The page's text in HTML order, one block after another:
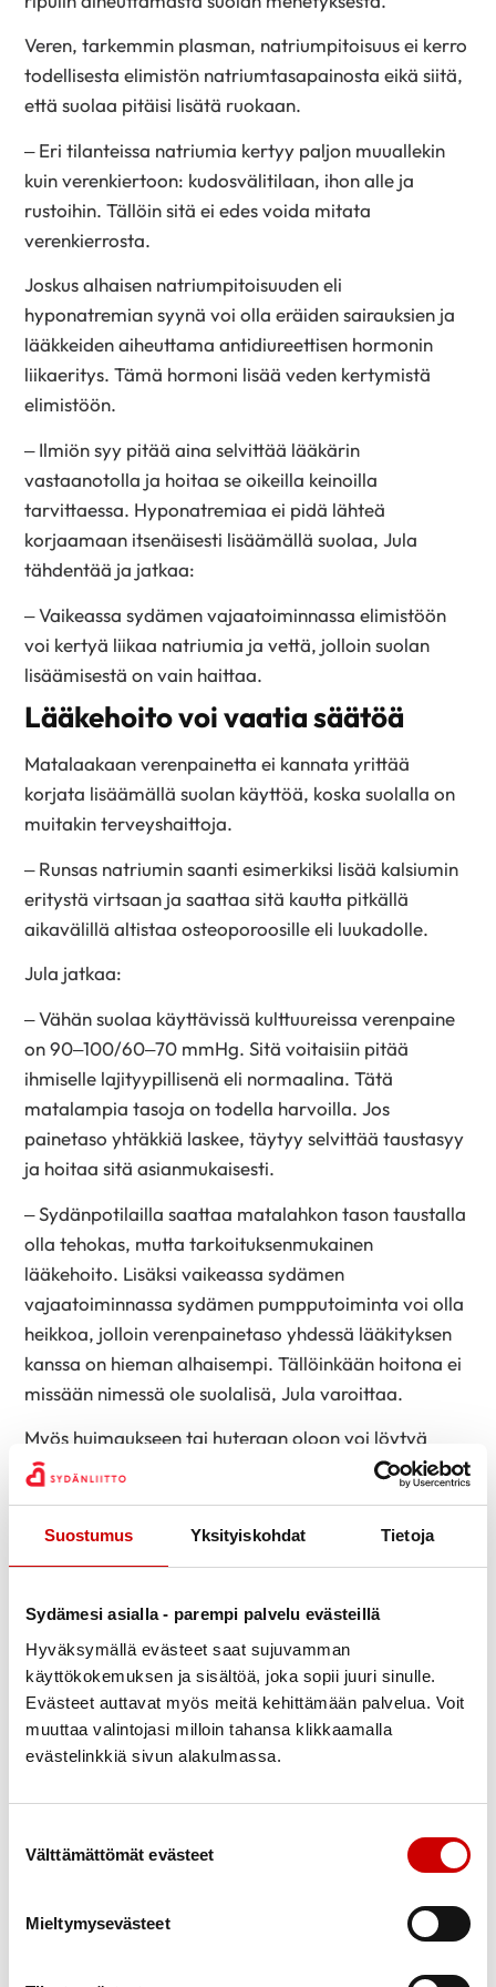
Suostumus Yksityiskohdat Tietoja
Sydämesi asialla - parempi palvelu evästeillä
Hyväksymällä evästeet saat sujuvamman
käyttökokemuksen ja sisältöä, joka sopii juuri sinulle.
Evästeet auttavat myös meitä kehittämään palvelua. Voit
muuttaa valintojasi milloin tahansa klikkaamalla
evästelinkkiä sivun alakulmassa.
Välttämättömät evästeet
Mieltymysevästeet
Veren, tarkemmin plasman, natriumpitoisuus ei kerro
todellisesta elimistön natriumtasapainosta eikä siitä,
että suolaa pitäisi lisätä ruokaan.
– Eri tilanteissa natriumia kertyy paljon muuallekin
kuin verenkiertoon: kudosvälitilaan, ihon alle ja
rustoihin. Tällöin sitä ei edes voida mitata
verenkierrosta.
Joskus alhaisen natriumpitoisuuden eli
hyponatremian syynä voi olla eräiden sairauksien ja
lääkkeiden aiheuttama antidiureettisen hormonin
liikaeritys. Tämä hormoni lisää veden kertymistä
elimistöön.
– Ilmiön syy pitää aina selvittää lääkärin
vastaanotolla ja hoitaa se oikeilla keinoilla
tarvittaessa. Hyponatremiaa ei pidä lähteä
korjaamaan itsenäisesti lisäämällä suolaa, Jula
tähdentää ja jatkaa:
– Vaikeassa sydämen vajaatoiminnassa elimistöön
voi kertyä liikaa natriumia ja vettä, jolloin suolan
lisäämisestä on vain haittaa.
Lääkehoito voi vaatia säätöä
Matalaakaan verenpainetta ei kannata yrittää
korjata lisäämällä suolan käyttöä, koska suolalla on
muitakin terveyshaittoja.
– Runsas natriumin saanti esimerkiksi lisää kalsiumin
eritystä virtsaan ja saattaa sitä kautta pitkällä
aikavälillä altistaa osteoporoosille eli luukadolle.
Jula jatkaa:
– Vähän suolaa käyttävissä kulttuureissa verenpaine
on 90–100/60–70 mmHg. Sitä voitaisiin pitää
ihmiselle lajityypillisenä eli normaalina. Tätä
matalampia tasoja on todella harvoilla. Jos
painetaso yhtäkkiä laskee, täytyy selvittää taustasyy
ja hoitaa sitä asianmukaisesti.
– Sydänpotilailla saattaa matalahkon tason taustalla
olla tehokas, mutta tarkoituksenmukainen
lääkehoito. Lisäksi vaikeassa sydämen
vajaatoiminnassa sydämen pumpputoiminta voi olla
heikkoa, jolloin verenpainetaso yhdessä lääkityksen
kanssa on hieman alhaisempi. Tällöinkään hoitona ei
missään nimessä ole suolalisä, Jula varoittaa.
Myös huimaukseen tai huteraan oloon voi löytyä
lukuisia syitä, joten sitä ei pidä omatoimisesti yrittää
– Aivoissa verenkierron säätely toimii hyvin. Vaikka
painetaso on mittauksen mukaan matala, verenkierto
toimii aivotasolla aivan normaalisti. Huimauksen syy
Suolakide ei paranna
lihaskramppeja
Lihaskrampitkaan eivät hoidu suolalla. Kielen alle
– Lihaskramppi menee itsestään ohi joka
suolakide olisi hoitanut vaivan.